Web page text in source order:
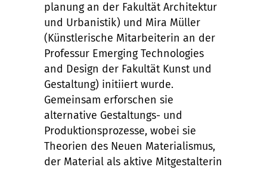
planung an der Fakultät Architektur
und Urbanistik) und Mira Müller
(Künstlerische Mitarbeiterin an der
Professur Emerging Technologies
and Design der Fakultät Kunst und
Gestaltung) initiiert wurde.
Gemeinsam erforschen sie
alternative Gestaltungs- und
Produktionsprozesse, wobei sie
Theorien des Neuen Materialismus,
der Material als aktive Mitgestalterin